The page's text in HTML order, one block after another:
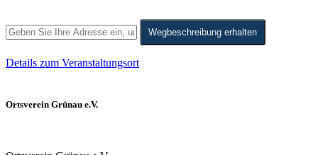
Wegbeschreibung erhalten
Details zum Veranstaltungsort
Ortsverein Grünau e.V.